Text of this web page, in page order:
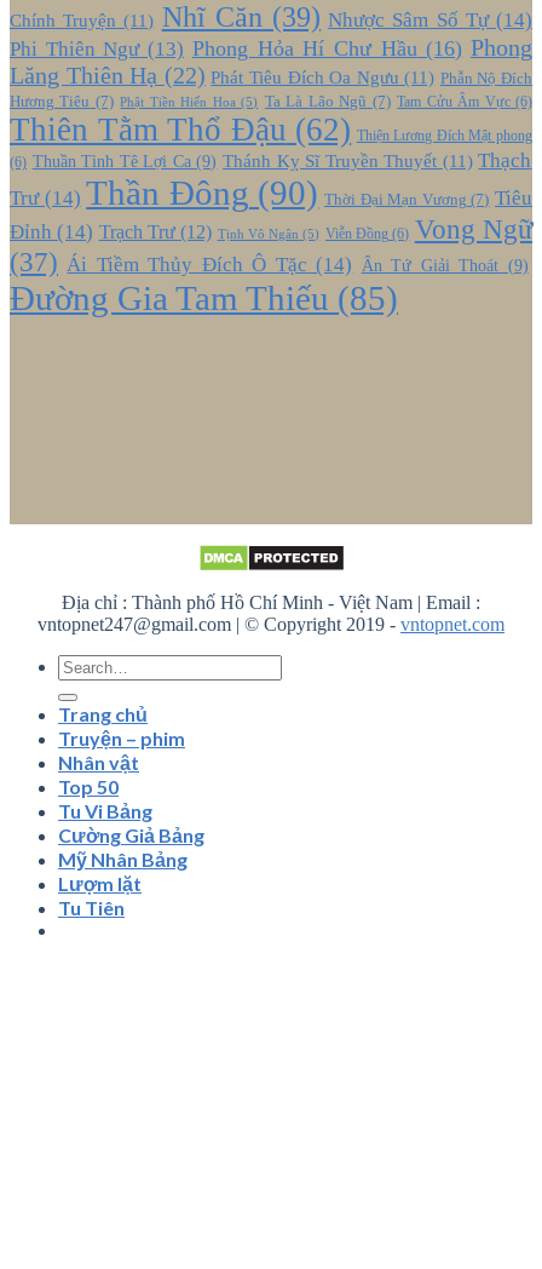
Chính Truyện (11) Nhĩ Căn(39) Nhược Sâm Số Tự(14)
Phi Thiên Ngư(13) Phong Hỏa Hí Chư Hầu(16) Phong
Lăng Thiên Hạ (22) Phát Tiêu Đích Oa Ngưu (11) Phẫn Nộ Đích
Hương Tiêu (7) Phật Tiền Hiến Hoa(5) Ta Là Lão Ngũ (7) Tam Cửu Âm Vực(6)
Thiên Tằm Thổ Đậu (62) Thiện Lương Đích Mật phong
(6) Thuần Tình Tê Lợi Ca(9) Thánh Kỵ Sĩ Truyền Thuyết (11) Thạch
Trư(14) Thần Đông (90) Thời Đại Mạn Vương (7) Tiêu
Đỉnh (14) Trạch Trư(12) Tịnh Vô Ngân (5) Viễn Đồng (6) Vong Ngữ
(37) Ái Tiềm Thủy Đích Ô Tặc (14) Ân Tứ Giải Thoát (9)
Đường Gia Tam Thiếu (85)
Địa chỉ : Thành phố Hồ Chí Minh - Việt Nam | Email :
vntopnet247@gmail.com | © Copyright 2019 - vntopnet.com
Trang chủ
Truyện – phim
Nhân vật
Top 50
Tu Vi Bảng
Cường Giả Bảng
Mỹ Nhân Bảng
Lượm lặt
Tu Tiên